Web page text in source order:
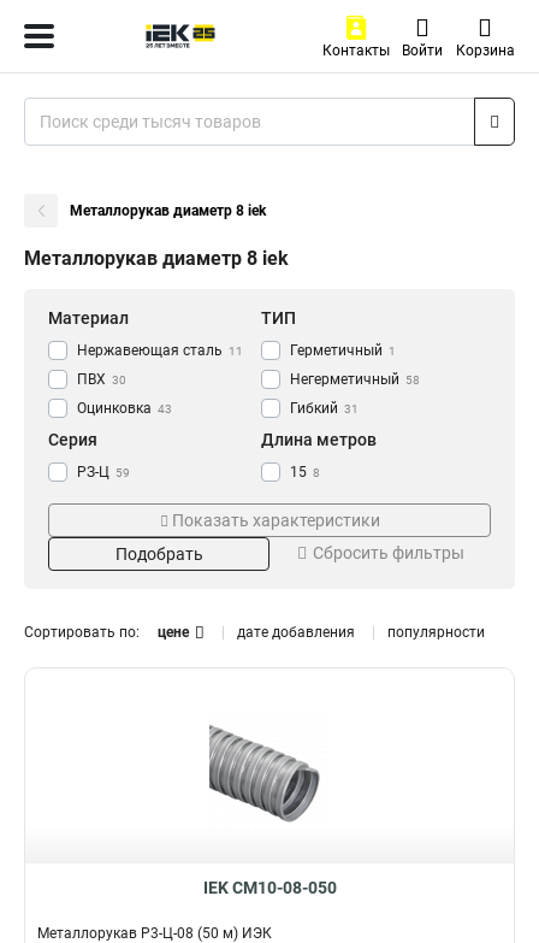
Контакты Войти Корзина
Металлорукав диаметр 8 iek
Металлорукав диаметр 8 iek
Материал
Нержавеющая сталь 11
ПВХ 30
Оцинковка 43
ТИП
Герметичный 1
Негерметичный 58
Гибкий 31
Серия
РЗ-Ц 59
Р3 4
Длина метров
15 8
20 19
25 5
50 22
18 6
20 9
22
32 6
Протяжка
Гофра для кабеля
Показать характеристики
Подобрать
Сбросить фильтры
Сортировать по: цене дате добавления популярности
IEK CM10-08-050
Металлорукав Р3-Ц-08 (50 м) ИЭК